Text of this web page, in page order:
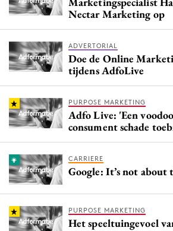
Nectar Marketing op
ADVERTORIAL
Doe de Online
tijdens AdfoLive
PURPOSE MARKETING
Adfo Live: 'Een
consument schade
CARRIERE
Google: It’s not about
PURPOSE MARKETING
Het speeltuingevoel